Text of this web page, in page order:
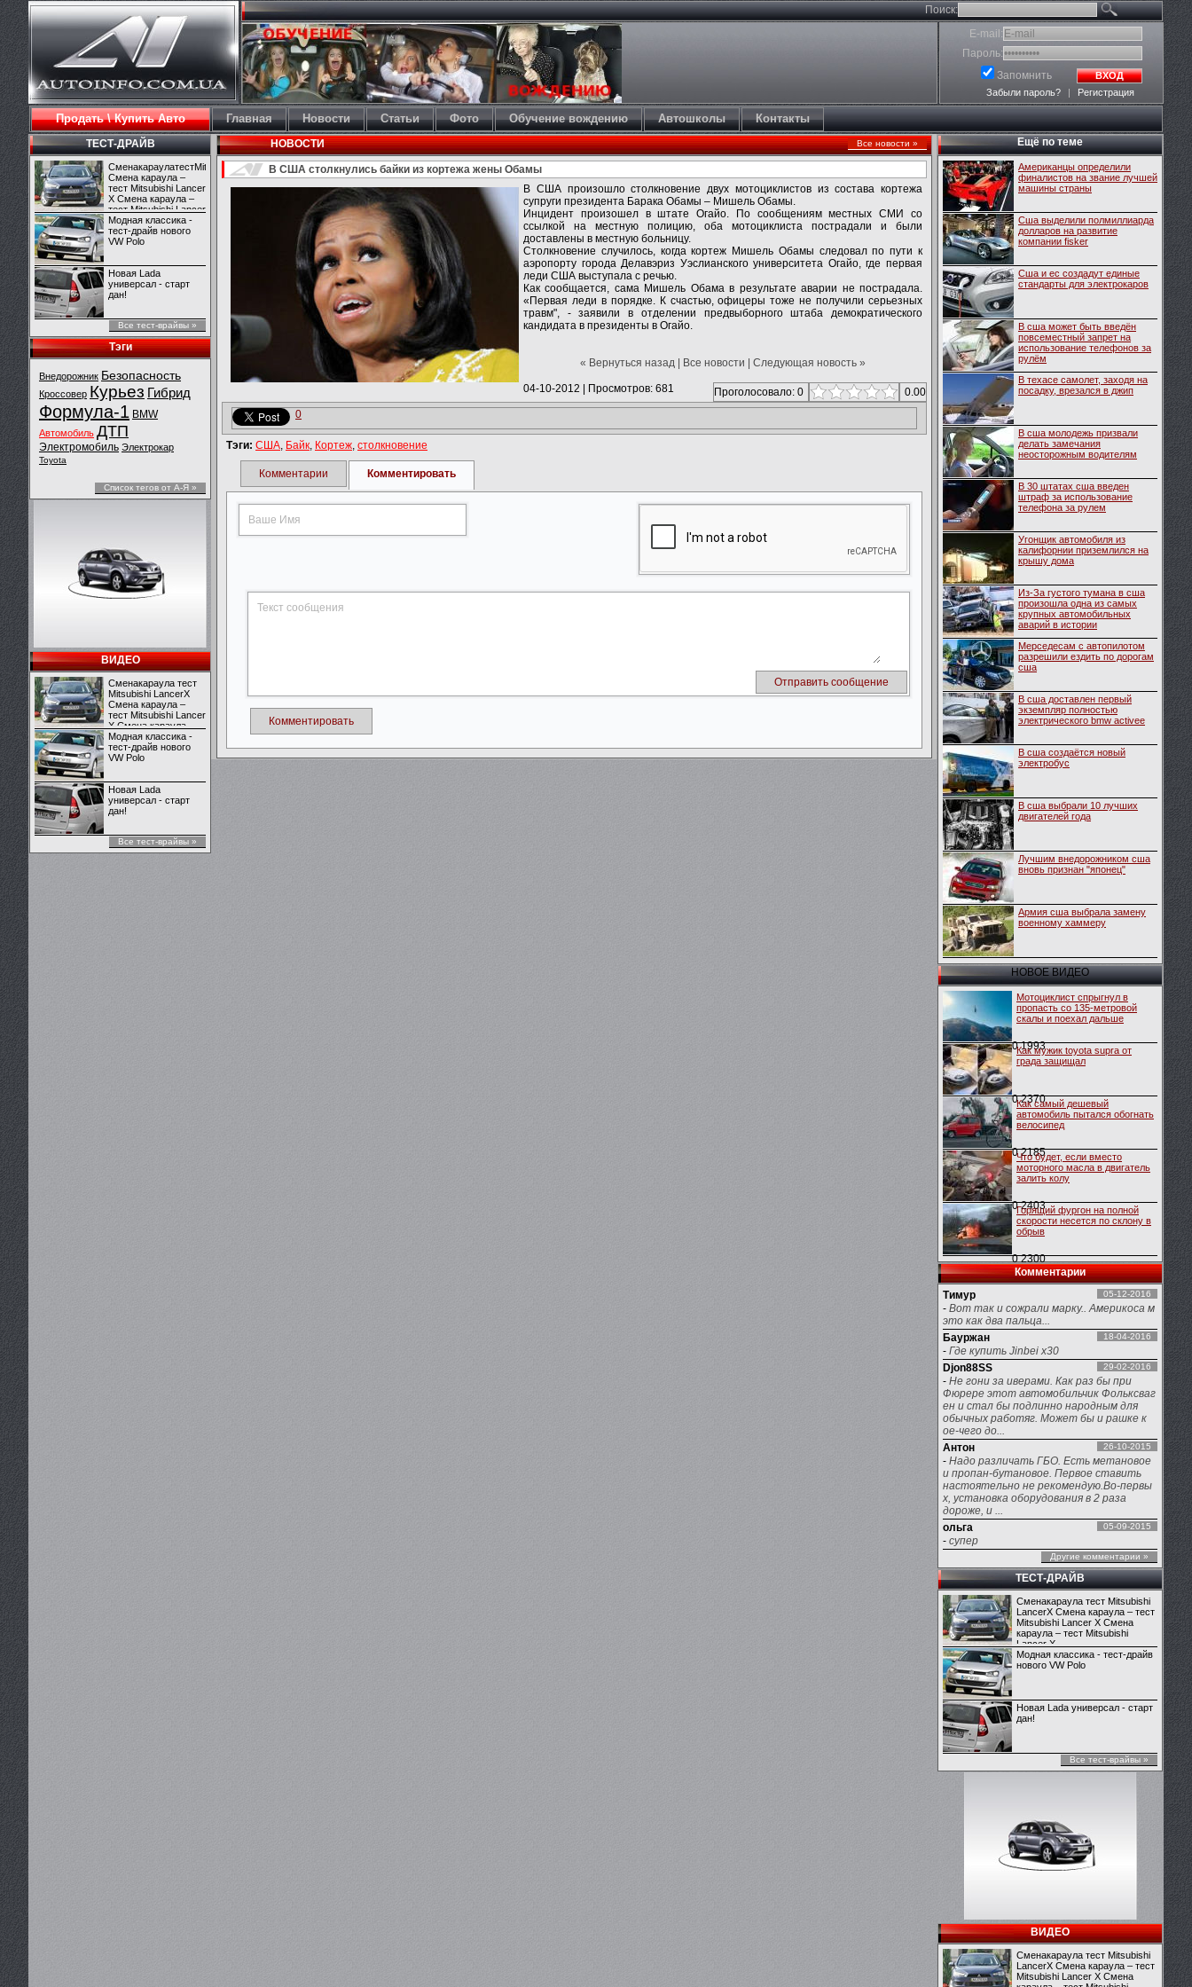
Поиск:
E-mail:
Пароль:
Запомнить
ВХОД
Забыли пароль?
| Регистрация
Продать \ Купить Авто Главная Новости Статьи Фото Обучение вождению Автошколы Контакты
ТЕСТ-ДРАЙВ
СменакараулатестMitsubishiLancerX
Смена караула –
тест Mitsubishi Lancer
X Смена караула –
тест Mitsubishi Lancer
X
Модная классика -
тест-драйв нового
VW Polo
Новая Lada
универсал - старт
дан!
Все тест-врайвы »
Тэги
Внедорожник Безопасность
Кроссовер Курьез Гибрид
Формула-1 BMW
Автомобиль ДТП
Электромобиль Электрокар
Toyota
Список тегов от А-Я »
ВИДЕО
Сменакараула тест
Mitsubishi LancerX
Смена караула –
тест Mitsubishi Lancer
X Смена караула –
тест Mitsubishi Lancer
X
Модная классика -
тест-драйв нового
VW Polo
Новая Lada
универсал - старт
дан!
Все тест-врайвы »
НОВОСТИ Все новости »
В США столкнулись байки из кортежа жены Обамы
В США произошло столкновение двух мотоциклистов из состава кортежа
супруги президента Барака Обамы – Мишель Обамы.
Инцидент произошел в штате Огайо. По сообщениям местных СМИ со
ссылкой на местную полицию, оба мотоциклиста пострадали и были
доставлены в местную больницу.
Столкновение случилось, когда кортеж Мишель Обамы следовал по пути к
аэропорту города Делавэриз Уэслианского университета Огайо, где первая
леди США выступала с речью.
Как сообщается, сама Мишель Обама в результате аварии не пострадала.
«Первая леди в порядке. К счастью, офицеры тоже не получили серьезных
травм", - заявили в отделении предвыборного штаба демократического
кандидата в президенты в Огайо.
« Вернуться назад Все новости Следующая новость »
04-10-2012 Просмотров: 681 Проголосовало: 0
0.00
0
Тэги: США, Байк, Кортеж, столкновение
Комментарии Комментировать
Комментировать
Ещё по теме
Американцы определили
финалистов на звание лучшей
машины страны
Сша выделили полмиллиарда
долларов на развитие
компании fisker
Сша и ес создадут единые
стандарты для электрокаров
В сша может быть введён
повсеместный запрет на
использование телефонов за
рулём
В техасе самолет, заходя на
посадку, врезался в джип
В сша молодежь призвали
делать замечания
неосторожным водителям
В 30 штатах сша введен
штраф за использование
телефона за рулем
Угонщик автомобиля из
калифорнии приземлился на
крышу дома
Из-За густого тумана в сша
произошла одна из самых
крупных автомобильных
аварий в истории
Мерседесам с автопилотом
разрешили ездить по дорогам
сша
В сша доставлен первый
экземпляр полностью
электрического bmw activee
В сша создаётся новый
электробус
В сша выбрали 10 лучших
двигателей года
Лучшим внедорожником сша
вновь признан "японец"
Армия сша выбрала замену
военному хаммеру
НОВОЕ ВИДЕО
Мотоциклист спрыгнул в
пропасть со 135-метровой
скалы и поехал дальше
0 1993
Как мужик toyota supra от
града защищал
0 2370
Как самый дешевый
автомобиль пытался обогнать
велосипед
0 2185
Что будет, если вместо
моторного масла в двигатель
залить колу
0 2403
Горящий фургон на полной
скорости несется по склону в
обрыв
0 2300
Комментарии
Тимур
05-12-2016
- Вот так и сожрали марку.. Америкоса м
это как два пальца...
Бауржан
18-04-2016
- Где купить Jinbei x30
Djon88SS
29-02-2016
- Не гони за иверами. Как раз бы при
Фюрере этот автомобильчик Фольксваг
ен и стал бы подлинно народным для
обычных работяг. Может бы и рашке к
ое-чего до...
Антон
26-10-2015
- Надо различать ГБО. Есть метановое
и пропан-бутановое. Первое ставить
настоятельно не рекомендую.Во-первы
х, установка оборудования в 2 раза
дороже, и ...
ольга
05-09-2015
- супер
Другие комментарии »
ТЕСТ-ДРАЙВ
Сменакараула тест Mitsubishi
LancerX Смена караула – тест
Mitsubishi Lancer X Смена
караула – тест Mitsubishi
Lancer X
Модная классика - тест-драйв
нового VW Polo
Новая Lada универсал - старт
дан!
Все тест-врайвы »
ВИДЕО
Сменакараула тест Mitsubishi
LancerX Смена караула – тест
Mitsubishi Lancer X Смена